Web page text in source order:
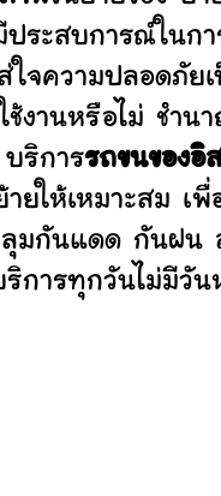
ะสบการณ์ในกา
ใจความปลอดภั
ช้งานหรือไม่ ชำ
ริการรถขนของอิ
ายให้เหมาะสม
มกันแดด กันฝน
การทุกวันไม่มีวัน